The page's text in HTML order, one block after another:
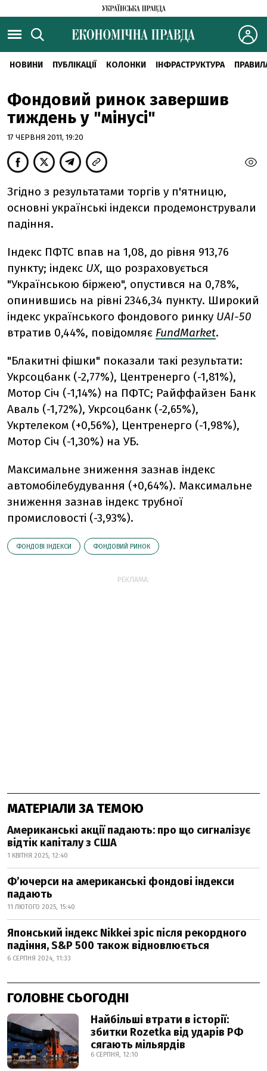
НОВИНИ ПУБЛІКАЦІЇ КОЛОНКИ ІНФРАСТРУКТУРА
Фондовий ринок завершив
тиждень у "мінусі"
17 ЧЕРВНЯ 2011, 19:20
Згідно з результатами торгів у п'ятницю,
основні українські індекси продемонстрували
падіння.
Індекс ПФТС впав на 1,08, до рівня 913,76
пункту; індекс UX, що розраховується
"Українською біржею", опустився на 0,78%,
опинившись на рівні 2346,34 пункту. Широкий
індекс українського фондового ринку UAI-50
втратив 0,44%, повідомляє FundMarket.
"Блакитні фішки" показали такі результати:
Укрсоцбанк (-2,77%), Центренерго (-1,81%),
Мотор Січ (-1,14%) на ПФТС; Райффайзен Банк
Аваль (-1,72%), Укрсоцбанк (-2,65%),
Укртелеком (+0,56%), Центренерго (-1,98%),
Мотор Січ (-1,30%) на УБ.
Максимальне зниження зазнав індекс
автомобілебудування (+0,64%). Максимальне
зниження зазнав індекс трубної
промисловості (-3,93%).
ФОНДОВІ ІНДЕКСИ ФОНДОВИЙ РИНОК
РЕКЛАМА:
МАТЕРІАЛИ ЗА ТЕМОЮ
Американські акції падають: про що сигналізує
відтік капіталу з США
1 КВІТНЯ 2025, 12:40
Фʼючерси на американські фондові індекси
падають
11 ЛЮТОГО 2025, 15:40
Японський індекс Nikkei зріс після рекордного
падіння, S&P 500 також відновлюється
6 СЕРПНЯ 2024, 11:33
ГОЛОВНЕ СЬОГОДНІ
Найбільші втрати в історії:
збитки Rozetka від ударів РФ
сягають мільярдів
6 СЕРПНЯ, 12:10